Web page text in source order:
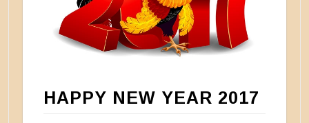
HAPPY NEW YEAR 2017